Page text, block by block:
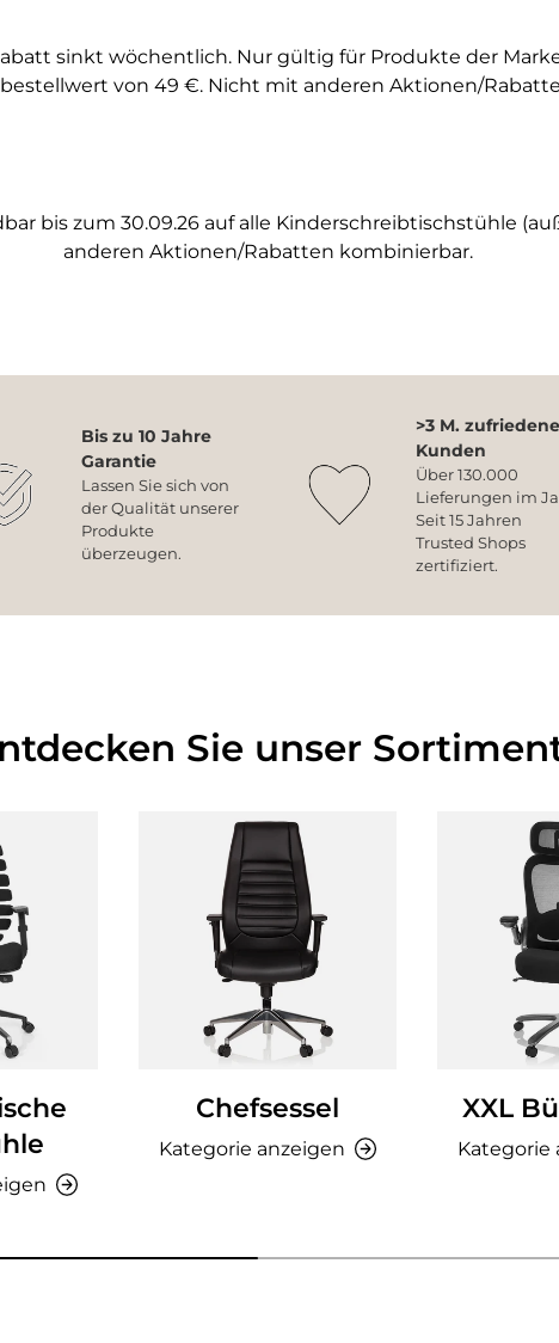
sinkt wöchentlich. Nur gültig für Produkte der
von 49 €. Nicht mit anderen Aktionen/
bis zum 30.09.26 auf alle Kinderschreibtischstühle
anderen Aktionen/Rabatten kombinierbar.
Bis zu 10 Jahre
Garantie
Lassen Sie sich von
der Qualität unserer
Produkte
überzeugen.
>3 M. zufriedene
Kunden
Über 130.000
Lieferungen im
Seit 15 Jahren
Trusted Shops
zertifiziert.
Sie unser
Chefsessel
Kategorie anzeigen
XXL
Kategorie